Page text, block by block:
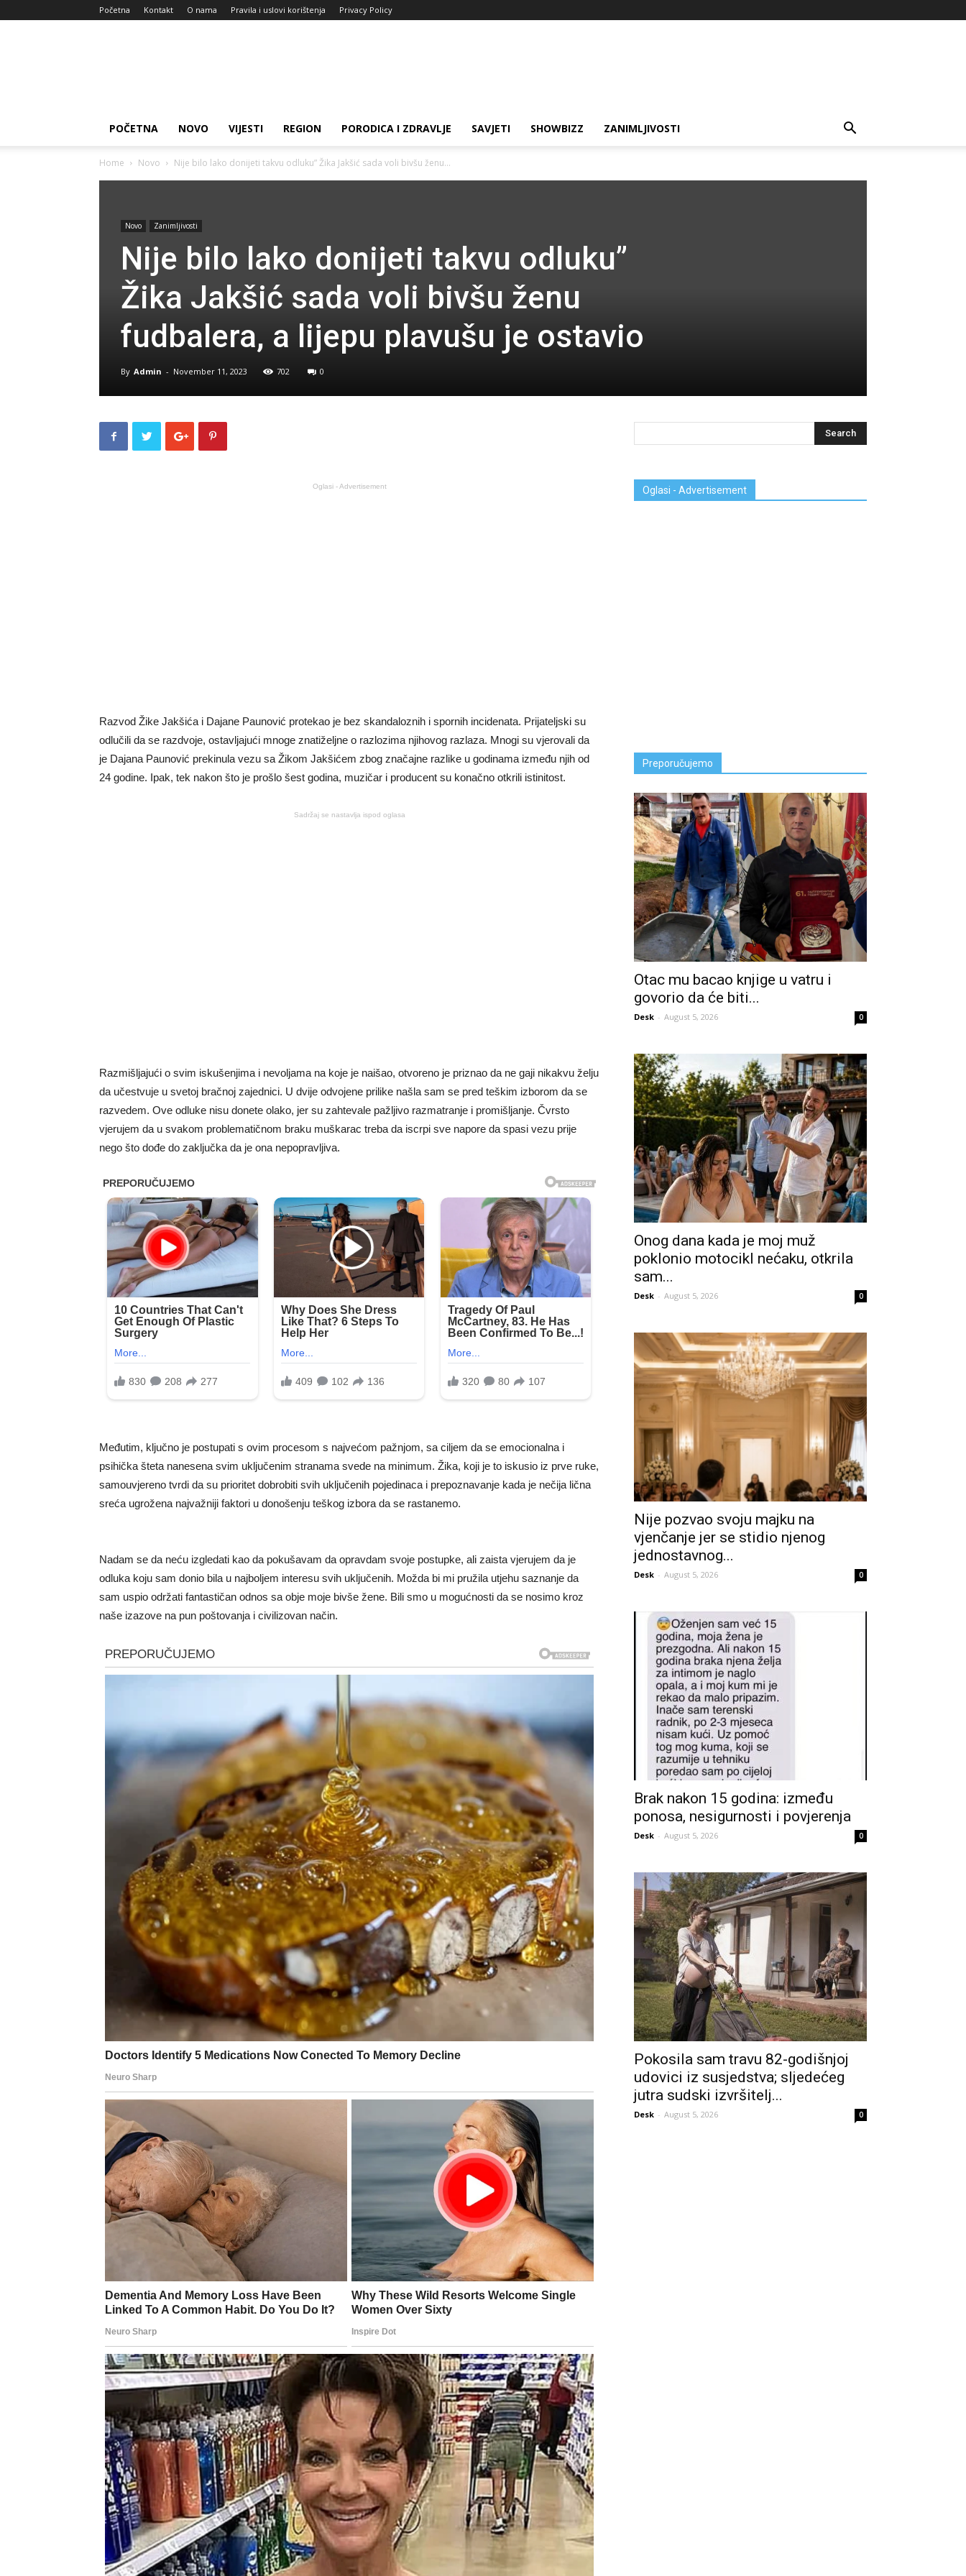
Početna Kontakt O nama Pravila i uslovi korištenja Privacy Policy
POČETNA NOVO VIJESTI REGION PORODICA I ZDRAVLJE SAVJETI SHOWBIZZ ZANIMLJIVOSTI
Home Novo Nije bilo lako donijeti takvu odluku” Žika Jakšić sada voli bivšu ženu...
Novo Zanimljivosti
Nije bilo lako donijeti takvu odluku”
Žika Jakšić sada voli bivšu ženu
fudbalera, a lijepu plavušu je ostavio
By Admin - November 11, 2023 702 0
Oglasi - Advertisement
Razvod Žike Jakšića i Dajane Paunović protekao je bez skandaloznih i spornih incidenata. Prijateljski su
odlučili da se razdvoje, ostavljajući mnoge znatiželjne o razlozima njihovog razlaza. Mnogi su vjerovali da
je Dajana Paunović prekinula vezu sa Žikom Jakšićem zbog značajne razlike u godinama između njih od
24 godine. Ipak, tek nakon što je prošlo šest godina, muzičar i producent su konačno otkrili istinitost.
Sadržaj se nastavlja ispod oglasa
Razmišljajući o svim iskušenjima i nevoljama na koje je naišao, otvoreno je priznao da ne gaji nikakvu želju
da učestvuje u svetoj bračnoj zajednici. U dvije odvojene prilike našla sam se pred teškim izborom da se
razvedem. Ove odluke nisu donete olako, jer su zahtevale pažljivo razmatranje i promišljanje. Čvrsto
vjerujem da u svakom problematičnom braku muškarac treba da iscrpi sve napore da spasi vezu prije
nego što dođe do zaključka da je ona nepopravljiva.
Međutim, ključno je postupati s ovim procesom s najvećom pažnjom, sa ciljem da se emocionalna i
psihička šteta nanesena svim uključenim stranama svede na minimum. Žika, koji je to iskusio iz prve ruke,
samouvjereno tvrdi da su prioritet dobrobiti svih uključenih pojedinaca i prepoznavanje kada je nečija lična
sreća ugrožena najvažniji faktori u donošenju teškog izbora da se rastanemo.
Nadam se da neću izgledati kao da pokušavam da opravdam svoje postupke, ali zaista vjerujem da je
odluka koju sam donio bila u najboljem interesu svih uključenih. Možda bi mi pružila utjehu saznanje da
sam uspio održati fantastičan odnos sa obje moje bivše žene. Bili smo u mogućnosti da se nosimo kroz
naše izazove na pun poštovanja i civilizovan način.
Oglasi - Advertisement
Preporučujemo
Otac mu bacao knjige u vatru i
govorio da će biti...
Desk - August 5, 2026 0
Onog dana kada je moj muž
poklonio motocikl nećaku, otkrila
sam...
Desk - August 5, 2026 0
Nije pozvao svoju majku na
vjenčanje jer se stidio njenog
jednostavnog...
Desk - August 5, 2026 0
Brak nakon 15 godina: između
ponosa, nesigurnosti i povjerenja
Desk - August 5, 2026 0
Pokosila sam travu 82-godišnjoj
udovici iz susjedstva; sljedećeg
jutra sudski izvršitelj...
Desk - August 5, 2026 0